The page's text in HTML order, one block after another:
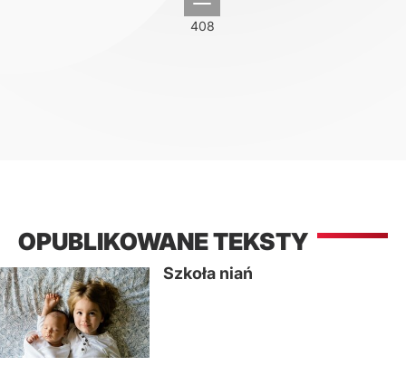
OPUBLIKOWANE TEKSTY
Szkoła niań